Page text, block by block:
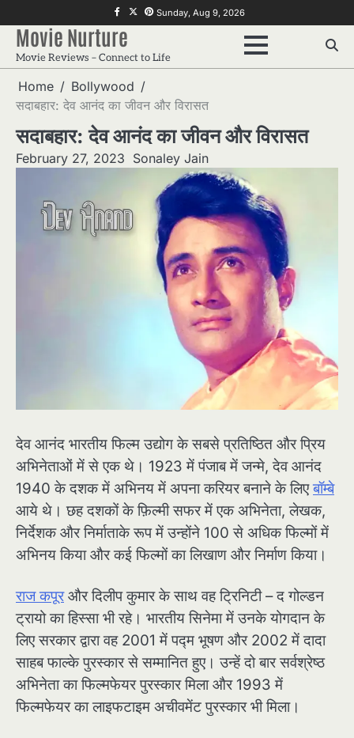
to
content
f twitterpinterest
Sunday, Aug 9, 2026
Movie Nurture
Movie Reviews – Connect to Life
Home
Bollywood
सदाबहार: देव आनंद का जीवन और विरासत
सदाबहार: देव आनंद का जीवन और विरासत
February 27, 2023 Sonaley Jain
देव आनंद भारतीय फिल्म उद्योग के सबसे प्रतिष्ठित और प्रिय
अभिनेताओं में से एक थे। 1923 में पंजाब में जन्मे, देव आनंद
1940 के दशक में अभिनय में अपना करियर बनाने के लिएबॉम्बे
आये थे। छह दशकों के फ़िल्मी सफर में एक अभिनेता, लेखक,
निर्देशक और निर्माताके रूप में उन्होंने 100 से अधिक फिल्मों में
अभिनय किया और कई फिल्मों का लिखाण और निर्माण किया।
राज कपूरऔर दिलीप कुमार के साथ वह ट्रिनिटी – द गोल्डन
ट्रायो का हिस्सा भी रहे। भारतीय सिनेमा में उनके योगदान के
लिए सरकार द्वारा वह 2001 में पद्म भूषण और 2002 में दादा
साहब फाल्के पुरस्कार से सम्मानित हुए। उन्हें दो बार सर्वश्रेष्ठ
अभिनेता का फिल्मफेयर पुरस्कार मिला और 1993 में
फिल्मफेयर का लाइफटाइम अचीवमेंट पुरस्कार भी मिला।